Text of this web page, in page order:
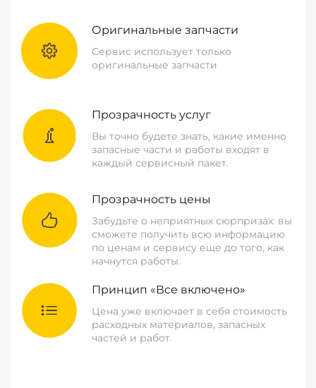
Оригинальные запчасти
Сервис использует только
оригинальные запчасти
Прозрачность услуг
Вы точно будете знать, какие именно
запасные части и работы входят в
каждый сервисный пакет.
Прозрачность цены
Забудьте о неприятных сюрпризах: вы
сможете получить всю информацию
по ценам и сервису еще до того, как
начнутся работы.
Принцип «Все включено»
Цена уже включает в себя стоимость
расходных материалов, запасных
частей и работ.